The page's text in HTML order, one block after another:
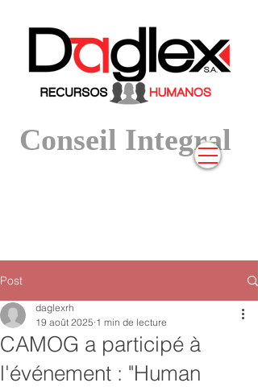
Conseil Integral
Post
CAMOG a participé à
l'événement : "Human
daglexrh
19 août 2025 1 min de lecture